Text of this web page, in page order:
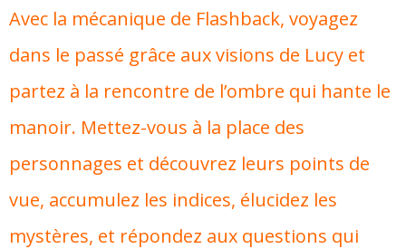
Avec la mécanique de Flashback, voyagez
dans le passé grâce aux visions de Lucy et
partez à la rencontre de l’ombre qui hante le
manoir. Mettez-vous à la place des
personnages et découvrez leurs points de
vue, accumulez les indices, élucidez les
mystères, et répondez aux questions qui